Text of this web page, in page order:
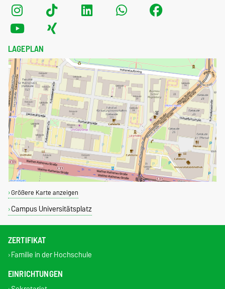
LAGEPLAN
Größere Karte anzeigen
Campus Universitätsplatz
ZERTIFIKAT
Familie in der Hochschule
EINRICHTUNGEN